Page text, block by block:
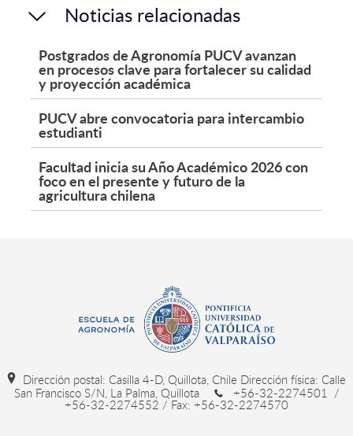
Noticias relacionadas
Postgrados de Agronomía PUCV avanzan
en procesos clave para fortalecer su calidad
y proyección académica
PUCV abre convocatoria para intercambio
estudianti
Facultad inicia su Año Académico 2026 con
foco en el presente y futuro de la
agricultura chilena
Dirección postal: Casilla 4-D, Quillota, Chile Dirección física: Calle
San Francisco S/N, La Palma, Quillota
+56-32-2274501 /
+56-32-2274552 / Fax: +56-32-2274570